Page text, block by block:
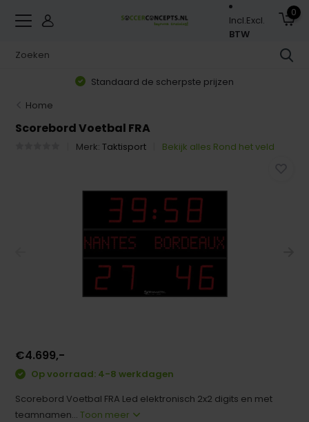
Incl.Excl.
BTW
0
Standaard de scherpste prijzen
Home
Scorebord Voetbal FRA
Merk:Taktisport Bekijk alles Rond het veld
€4.699,-
Op voorraad: 4-8 werkdagen
Scorebord Voetbal FRA Led elektronisch 2x2 digits en met
teamnamen...Toon meer